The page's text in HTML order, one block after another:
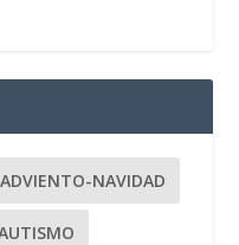
ADVIENTO-NAVIDAD